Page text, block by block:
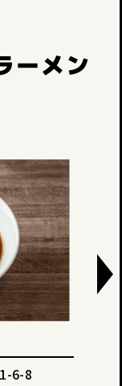
ーメン
6-8